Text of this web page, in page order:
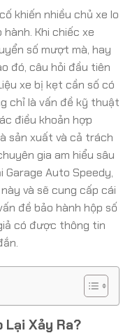
khiến nhiều chủ xe lo
Khi chiếc xe
số mượt mà, hay
đó, câu hỏi đầu tiên
xe bị kẹt cần số có
chỉ là vấn đề kỹ thuật
điều khoản hợp
sản xuất và cả trách
gia am hiểu sâu
Garage Auto Speedy,
và sẽ cung cấp cái
đề bảo hành hộp số
có được thông tin
Lại Xảy Ra?